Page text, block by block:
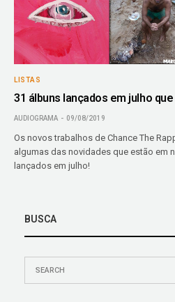
LISTAS
31 álbuns lançados em julho
AUDIOGRAMA 09/08/2019
Os novos trabalhos de Chance The
algumas das novidades que estão em
lançados em julho!
BUSCA